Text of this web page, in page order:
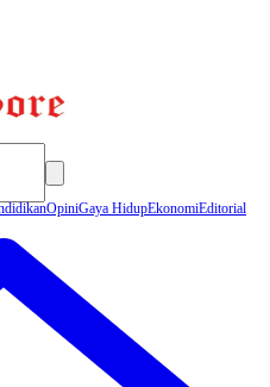
OpiniGaya HidupEkonomiEditorial